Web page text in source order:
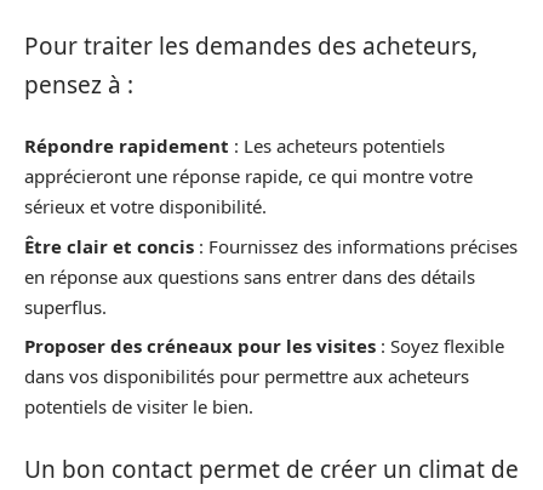
Pour traiter les demandes des acheteurs,
pensez à :
Répondre rapidement : Les acheteurs potentiels
apprécieront une réponse rapide, ce qui montre votre
sérieux et votre disponibilité.
Être clair et concis : Fournissez des informations précises
en réponse aux questions sans entrer dans des détails
superflus.
Proposer des créneaux pour les visites : Soyez flexible
dans vos disponibilités pour permettre aux acheteurs
potentiels de visiter le bien.
Un bon contact permet de créer un climat de